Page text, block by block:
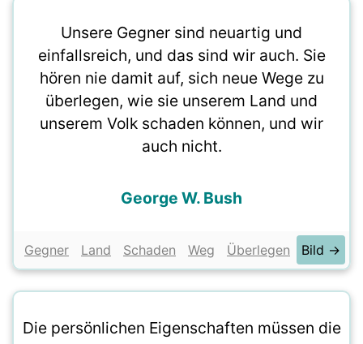
Unsere Gegner sind neuartig und
einfallsreich, und das sind wir auch. Sie
hören nie damit auf, sich neue Wege zu
überlegen, wie sie unserem Land und
unserem Volk schaden können, und wir
auch nicht.
George W. Bush
Gegner Land Schaden Weg Überlegen Bild →
Die persönlichen Eigenschaften müssen die